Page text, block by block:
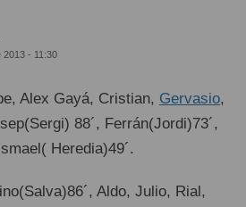
2013 - 11:30
Alex Gayá, Cristian, Gervasio,
88´, Ferrán(Jordi)73´,
Heredia)49´.
Aldo, Julio, Rial,